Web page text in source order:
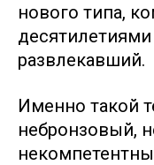
нового типа,
развлекавший.
Именно такой
небронзовый,